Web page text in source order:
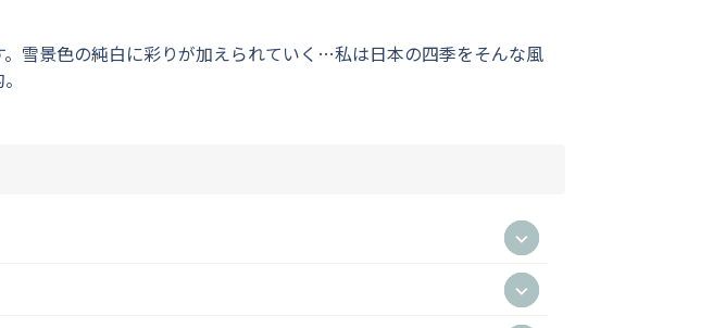
雪景色の純白に彩りが加えられていく…私は日本の四季をそんな風